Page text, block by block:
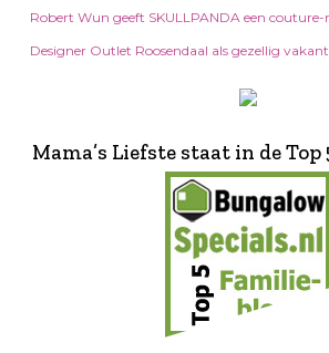
Robert Wun geeft SKULLPANDA een
Designer Outlet Roosendaal als gezellig
Mama’s Liefste staat in de